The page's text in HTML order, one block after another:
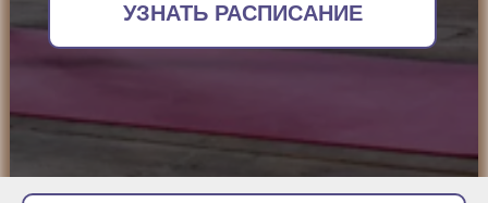
УЗНАТЬ РАСПИСАНИЕ